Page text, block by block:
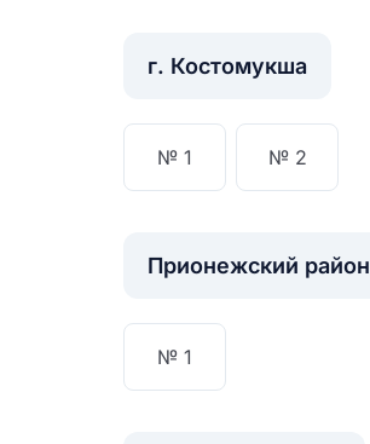
г. Костомукша
№ 1 № 2
Прионежский район
№ 1